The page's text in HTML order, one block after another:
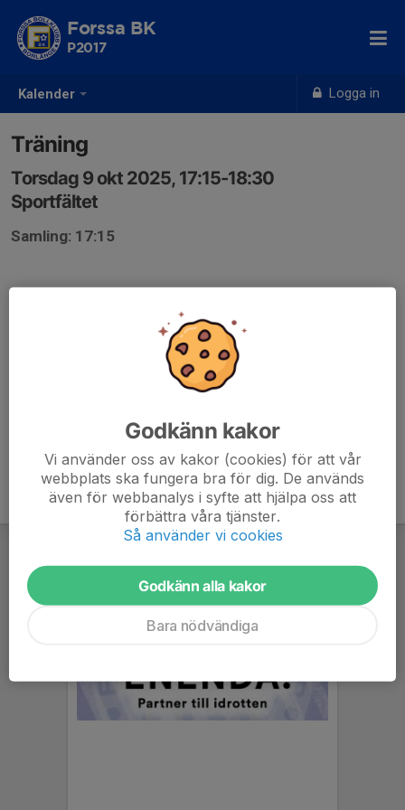
Kalender Logga in
Forssa BK
P2017
Träning
Torsdag 9 okt 2025, 17:15-18:30
Sportfältet
Samling: 17:15
Godkänn kakor
Vi använder oss av kakor (cookies) för att vår
webbplats ska fungera bra för dig. De används
även för webbanalys i syfte att hjälpa oss att
förbättra våra tjänster.
Så använder vi cookies
Godkänn alla kakor
Bara nödvändiga